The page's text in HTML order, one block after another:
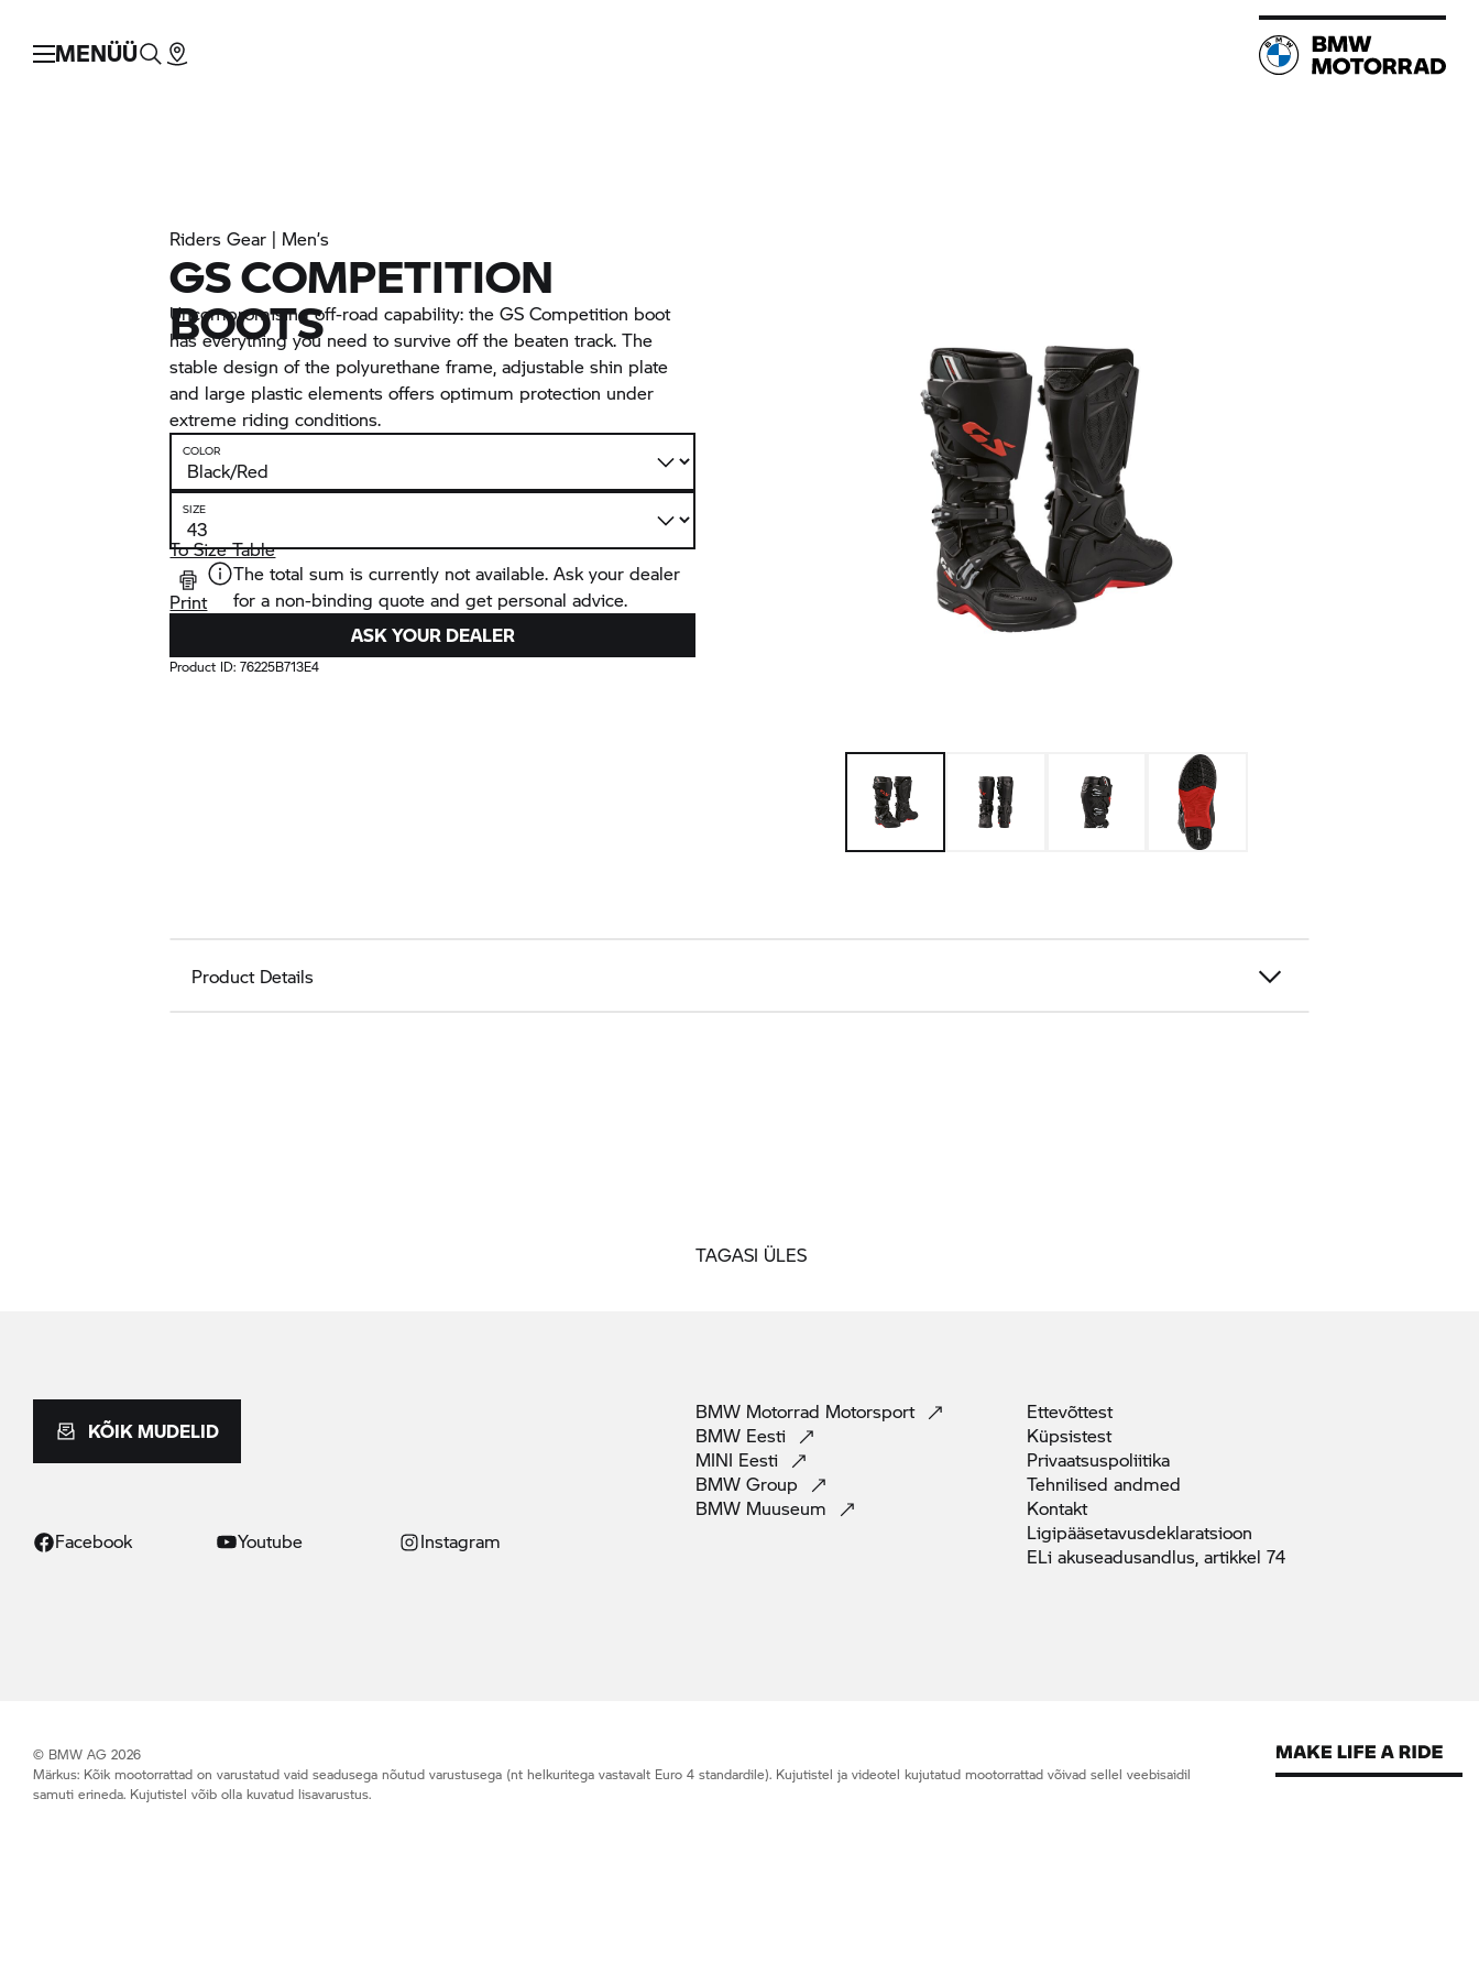
MENÜÜ
Riders Gear | Men’s
GS COMPETITION
BOOTS
Uncompromising off-road capability: the GS Competition boot
has everything you need to survive off the beaten track. The
stable design of the polyurethane frame, adjustable shin plate
and large plastic elements offers optimum protection under
extreme riding conditions.
COLOR
SIZE
To Size Table
Print
The total sum is currently not available. Ask your dealer
for a non-binding quote and get personal advice.
ASK YOUR DEALER
Product ID:76225B713E4
Product Details
TAGASI ÜLES
KÕIK MUDELID
Facebook Youtube Instagram
BMW Motorrad Motorsport
BMW Eesti
MINI Eesti
BMW Group
BMW Muuseum
Ettevõttest
Küpsistest
Privaatsuspoliitika
Tehnilised andmed
Kontakt
Ligipääsetavusdeklaratsioon
ELi akuseadusandlus, artikkel 74
© BMW AG 2026
Märkus: Kõik mootorrattad on varustatud vaid seadusega nõutud varustusega (nt helkuritega vastavalt Euro 4 standardile). Kujutistel ja videotel kujutatud mootorrattad võivad sellel veebisaidil
samuti erineda. Kujutistel võib olla kuvatud lisavarustus.